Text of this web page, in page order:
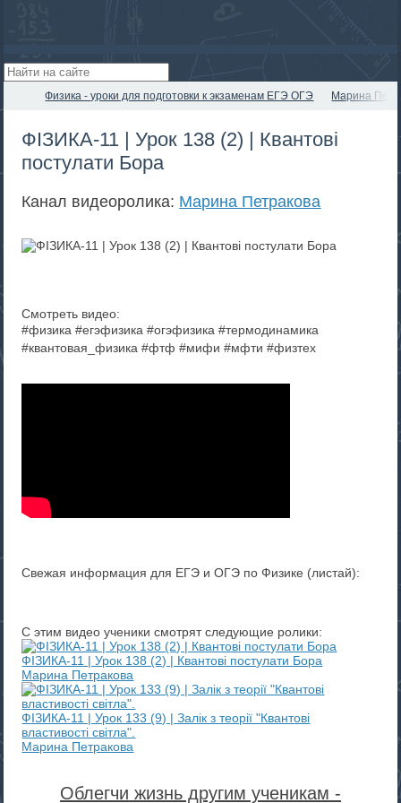
Физика - уроки для подготовки к экзаменам ЕГЭ ОГЭ Марина
ФІЗИКА-11 | Урок 138 (2) | Квантові
постулати Бора
Канал видеоролика: Марина Петракова
Смотреть видео:
#физика #егэфизика #огэфизика #термодинамика
#квантовая_физика #фтф #мифи #мфти #физтех
Свежая информация для ЕГЭ и ОГЭ по Физике (листай):
С этим видео ученики смотрят следующие ролики:
ФІЗИКА-11 | Урок 138 (2) | Квантові постулати Бора
Марина Петракова
ФІЗИКА-11 | Урок 133 (9) | Залік з теорії "Квантові
властивості світла".
Марина Петракова
Облегчи жизнь другим ученикам -